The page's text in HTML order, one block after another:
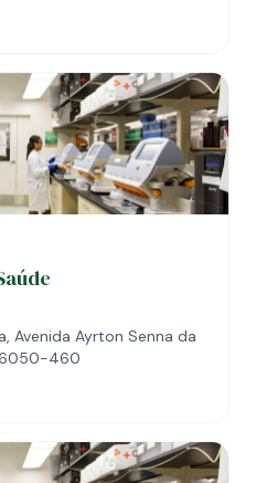
Avenida Ayrton Senna da
460